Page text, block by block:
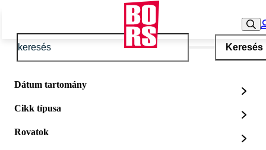
Keresés
Dátum tartomány
Cikk típusa
Rovatok